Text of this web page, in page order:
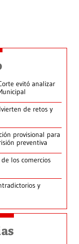
evitó analizar
de retos y
provisional para
preventiva
los comercios
y